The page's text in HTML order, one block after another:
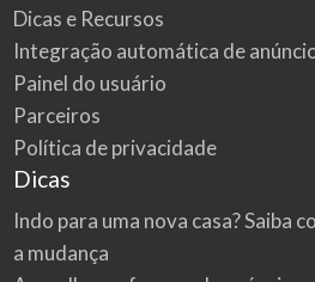
Dicas e Recursos
Integração automática de
Painel do usuário
Parceiros
Política de privacidade
Dicas
Indo para uma nova casa? Saiba
a mudança